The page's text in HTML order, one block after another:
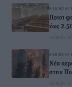
ΕΙΔΉΣΕΙΣ
Ποιοι
έως
07.08.26 ·
ΕΙΔΉΣΕΙΣ
Νέα
στην
07.08.26 ·